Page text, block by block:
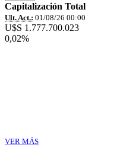
Capitalización Total
Ult. Act.: 01/08/26 00:00
U$S 1.777.700.023
0,02%
VER MÁS